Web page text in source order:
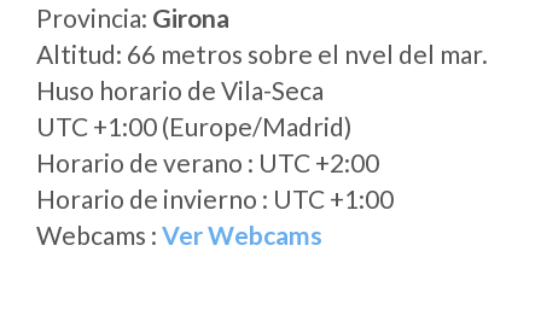
Provincia: Girona
Altitud: 66 metros sobre el nvel del mar.
Huso horario de Vila-Seca
UTC +1:00 (Europe/Madrid)
Horario de verano : UTC +2:00
Horario de invierno : UTC +1:00
Webcams : Ver Webcams